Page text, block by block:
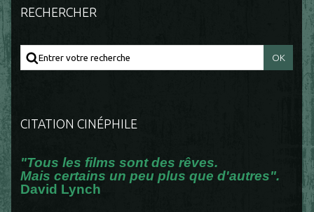
RECHERCHER
CITATION CINÉPHILE
"Tous les films sont des rêves.
Mais certains un peu plus que d'autres".
David Lynch